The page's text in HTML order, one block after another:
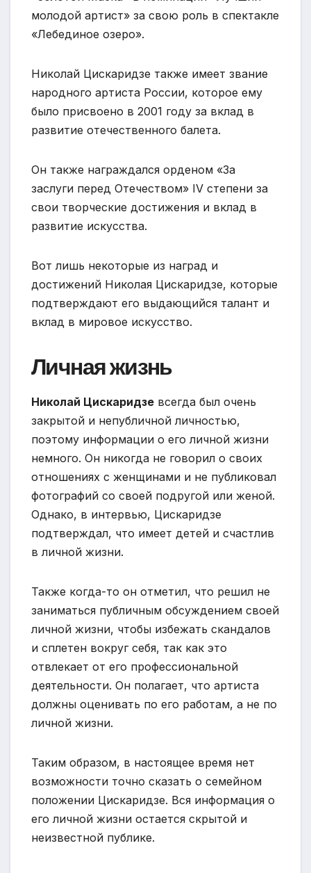
молодой артист» за свою роль в спектакле
«Лебединое озеро».
Николай Цискаридзе также имеет звание
народного артиста России, которое ему
было присвоено в 2001 году за вклад в
развитие отечественного балета.
Он также награждался орденом «За
заслуги перед Отечеством» IV степени за
свои творческие достижения и вклад в
развитие искусства.
Вот лишь некоторые из наград и
достижений Николая Цискаридзе, которые
подтверждают его выдающийся талант и
вклад в мировое искусство.
Личная жизнь
Николай Цискаридзе всегда был очень
закрытой и непубличной личностью,
поэтому информации о его личной жизни
немного. Он никогда не говорил о своих
отношениях с женщинами и не публиковал
фотографий со своей подругой или женой.
Однако, в интервью, Цискаридзе
подтверждал, что имеет детей и счастлив
в личной жизни.
Также когда-то он отметил, что решил не
заниматься публичным обсуждением своей
личной жизни, чтобы избежать скандалов
и сплетен вокруг себя, так как это
отвлекает от его профессиональной
деятельности. Он полагает, что артиста
должны оценивать по его работам, а не по
личной жизни.
Таким образом, в настоящее время нет
возможности точно сказать о семейном
положении Цискаридзе. Вся информация о
его личной жизни остается скрытой и
неизвестной публике.